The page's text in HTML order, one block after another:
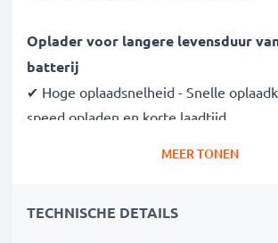
Oplader voor langere levensduur
batterij
✔ Hoge oplaadsnelheid - Snelle
speed opladen en korte laadtijd
en ideaal voor op reis
MEER TONEN
TECHNISCHE DETAILS